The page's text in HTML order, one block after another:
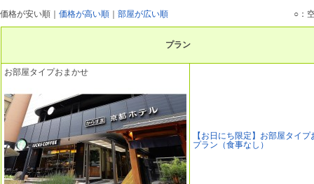
価格が安い順 価格が高い順 部屋が広い順 ○：
プラン
お部屋タイプおまかせ
【お日にち限定】お部屋タイプ
プラン（食事なし）